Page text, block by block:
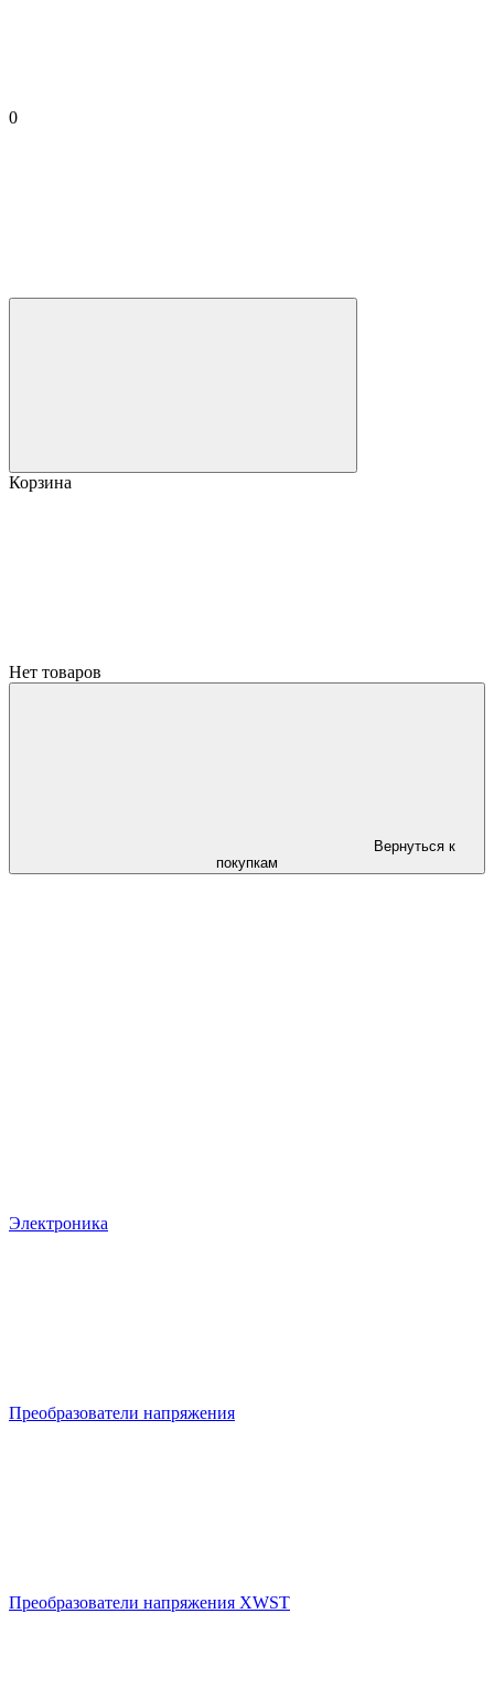
0
Корзина
Нет товаров
Вернуться к
покупкам
Электроника
Преобразователи напряжения
Преобразователи напряжения XWST